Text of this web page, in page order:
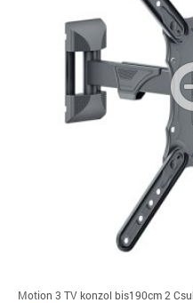
Motion 3 TV konzol bis190cm 2